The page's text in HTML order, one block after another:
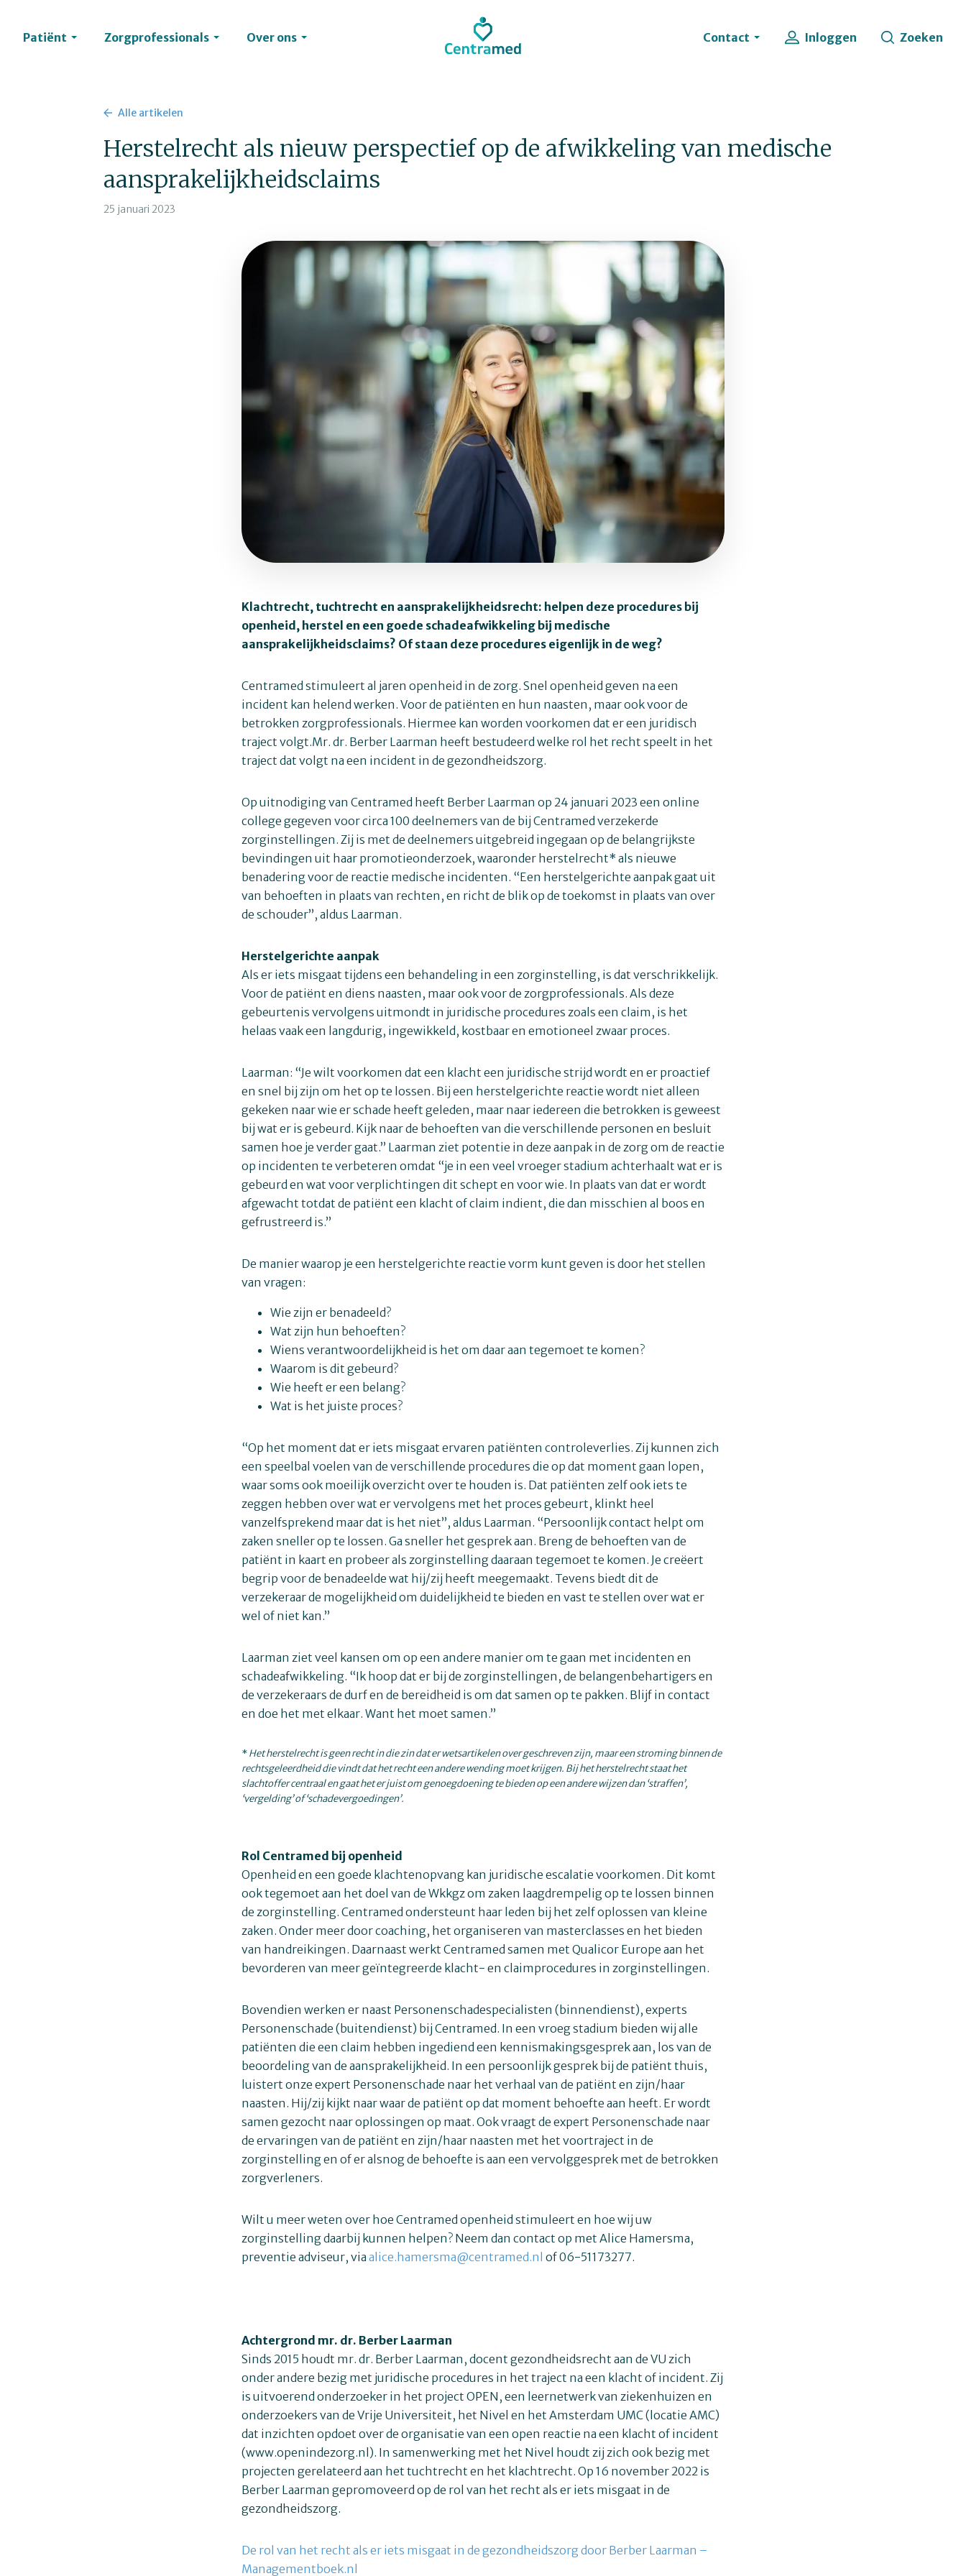
Patiënt Zorgprofessionals Over ons Contact Inloggen Zoeken
Alle artikelen
Herstelrecht als nieuw perspectief op de afwikkeling van medische
aansprakelijkheidsclaims
25 januari 2023
Klachtrecht, tuchtrecht en aansprakelijkheidsrecht: helpen deze procedures bij
openheid, herstel en een goede schadeafwikkeling bij medische
aansprakelijkheidsclaims? Of staan deze procedures eigenlijk in de weg?
Centramed stimuleert al jaren openheid in de zorg. Snel openheid geven na een
incident kan helend werken. Voor de patiënten en hun naasten, maar ook voor de
betrokken zorgprofessionals. Hiermee kan worden voorkomen dat er een juridisch
traject volgt.Mr. dr. Berber Laarman heeft bestudeerd welke rol het recht speelt in het
traject dat volgt na een incident in de gezondheidszorg.
Op uitnodiging van Centramed heeft Berber Laarman op 24 januari 2023 een online
college gegeven voor circa 100 deelnemers van de bij Centramed verzekerde
zorginstellingen. Zij is met de deelnemers uitgebreid ingegaan op de belangrijkste
bevindingen uit haar promotieonderzoek, waaronder herstelrecht* als nieuwe
benadering voor de reactie medische incidenten. “Een herstelgerichte aanpak gaat uit
van behoeften in plaats van rechten, en richt de blik op de toekomst in plaats van over
de schouder”, aldus Laarman.
Herstelgerichte aanpak
Als er iets misgaat tijdens een behandeling in een zorginstelling, is dat verschrikkelijk.
Voor de patiënt en diens naasten, maar ook voor de zorgprofessionals. Als deze
gebeurtenis vervolgens uitmondt in juridische procedures zoals een claim, is het
helaas vaak een langdurig, ingewikkeld, kostbaar en emotioneel zwaar proces.
Laarman: “Je wilt voorkomen dat een klacht een juridische strijd wordt en er proactief
en snel bij zijn om het op te lossen. Bij een herstelgerichte reactie wordt niet alleen
gekeken naar wie er schade heeft geleden, maar naar iedereen die betrokken is geweest
bij wat er is gebeurd. Kijk naar de behoeften van die verschillende personen en besluit
samen hoe je verder gaat.” Laarman ziet potentie in deze aanpak in de zorg om de reactie
op incidenten te verbeteren omdat “je in een veel vroeger stadium achterhaalt wat er is
gebeurd en wat voor verplichtingen dit schept en voor wie. In plaats van dat er wordt
afgewacht totdat de patiënt een klacht of claim indient, die dan misschien al boos en
gefrustreerd is.”
De manier waarop je een herstelgerichte reactie vorm kunt geven is door het stellen
van vragen:
Wie zijn er benadeeld?
Wat zijn hun behoeften?
Wiens verantwoordelijkheid is het om daar aan tegemoet te komen?
Waarom is dit gebeurd?
Wie heeft er een belang?
Wat is het juiste proces?
“Op het moment dat er iets misgaat ervaren patiënten controleverlies. Zij kunnen zich
een speelbal voelen van de verschillende procedures die op dat moment gaan lopen,
waar soms ook moeilijk overzicht over te houden is. Dat patiënten zelf ook iets te
zeggen hebben over wat er vervolgens met het proces gebeurt, klinkt heel
vanzelfsprekend maar dat is het niet”, aldus Laarman. “Persoonlijk contact helpt om
zaken sneller op te lossen. Ga sneller het gesprek aan. Breng de behoeften van de
patiënt in kaart en probeer als zorginstelling daaraan tegemoet te komen. Je creëert
begrip voor de benadeelde wat hij/zij heeft meegemaakt. Tevens biedt dit de
verzekeraar de mogelijkheid om duidelijkheid te bieden en vast te stellen over wat er
wel of niet kan.”
Laarman ziet veel kansen om op een andere manier om te gaan met incidenten en
schadeafwikkeling. “Ik hoop dat er bij de zorginstellingen, de belangenbehartigers en
de verzekeraars de durf en de bereidheid is om dat samen op te pakken. Blijf in contact
en doe het met elkaar. Want het moet samen.”
*Het herstelrecht is geen recht in die zin dat er wetsartikelen over geschreven zijn, maar een stroming binnen de
rechtsgeleerdheid die vindt dat het recht een andere wending moet krijgen. Bij het herstelrecht staat het
slachtoffer centraal en gaat het er juist om genoegdoening te bieden op een andere wijzen dan ‘straffen’,
‘vergelding’ of ‘schadevergoedingen’.
Rol Centramed bij openheid
Openheid en een goede klachtenopvang kan juridische escalatie voorkomen. Dit komt
ook tegemoet aan het doel van de Wkkgz om zaken laagdrempelig op te lossen binnen
de zorginstelling. Centramed ondersteunt haar leden bij het zelf oplossen van kleine
zaken. Onder meer door coaching, het organiseren van masterclasses en het bieden
van handreikingen. Daarnaast werkt Centramed samen met Qualicor Europe aan het
bevorderen van meer geïntegreerde klacht- en claimprocedures in zorginstellingen.
Bovendien werken er naast Personenschadespecialisten (binnendienst), experts
Personenschade (buitendienst) bij Centramed. In een vroeg stadium bieden wij alle
patiënten die een claim hebben ingediend een kennismakingsgesprek aan, los van de
beoordeling van de aansprakelijkheid. In een persoonlijk gesprek bij de patiënt thuis,
luistert onze expert Personenschade naar het verhaal van de patiënt en zijn/haar
naasten. Hij/zij kijkt naar waar de patiënt op dat moment behoefte aan heeft. Er wordt
samen gezocht naar oplossingen op maat. Ook vraagt de expert Personenschade naar
de ervaringen van de patiënt en zijn/haar naasten met het voortraject in de
zorginstelling en of er alsnog de behoefte is aan een vervolggesprek met de betrokken
zorgverleners.
Wilt u meer weten over hoe Centramed openheid stimuleert en hoe wij uw
zorginstelling daarbij kunnen helpen? Neem dan contact op met Alice Hamersma,
preventie adviseur, via alice.hamersma@centramed.nl of 06-51173277.
Achtergrond mr. dr. Berber Laarman
Sinds 2015 houdt mr. dr. Berber Laarman, docent gezondheidsrecht aan de VU zich
onder andere bezig met juridische procedures in het traject na een klacht of incident. Zij
is uitvoerend onderzoeker in het project OPEN, een leernetwerk van ziekenhuizen en
onderzoekers van de Vrije Universiteit, het Nivel en het Amsterdam UMC (locatie AMC)
dat inzichten opdoet over de organisatie van een open reactie na een klacht of incident
(www.openindezorg.nl). In samenwerking met het Nivel houdt zij zich ook bezig met
projecten gerelateerd aan het tuchtrecht en het klachtrecht. Op 16 november 2022 is
Berber Laarman gepromoveerd op de rol van het recht als er iets misgaat in de
gezondheidszorg.
De rol van het recht als er iets misgaat in de gezondheidszorg door Berber Laarman –
Managementboek.nl